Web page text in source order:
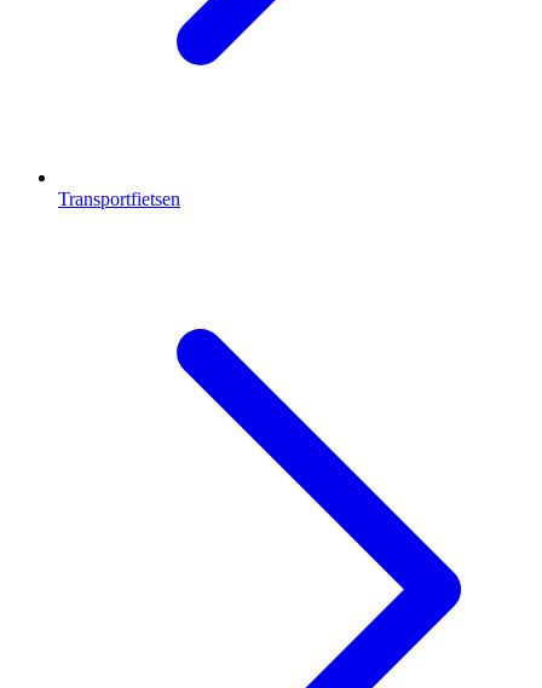
Transportfietsen